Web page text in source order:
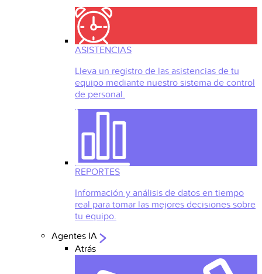
ASISTENCIAS
Lleva un registro de las asistencias de tu
equipo mediante nuestro sistema de control
de personal.
REPORTES
Información y análisis de datos en tiempo
real para tomar las mejores decisiones sobre
tu equipo.
Agentes IA
Atrás